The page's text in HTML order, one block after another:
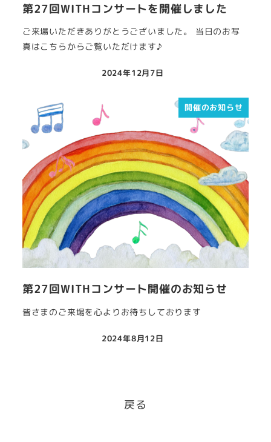
第27回WITHコンサートを開催しました
ご来場いただきありがとうございました。 当日のお写
真はこちらからご覧いただけます♪
2024年12月7日
開催のお知らせ
第27回WITHコンサート開催のお知らせ
皆さまのご来場を心よりお待ちしております
2024年8月12日
戻る